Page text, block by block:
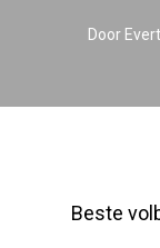
Door
Beste